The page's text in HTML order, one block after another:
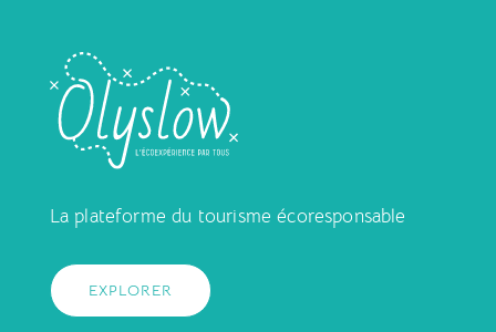
La plateforme du tourisme écoresponsable
EXPLORER